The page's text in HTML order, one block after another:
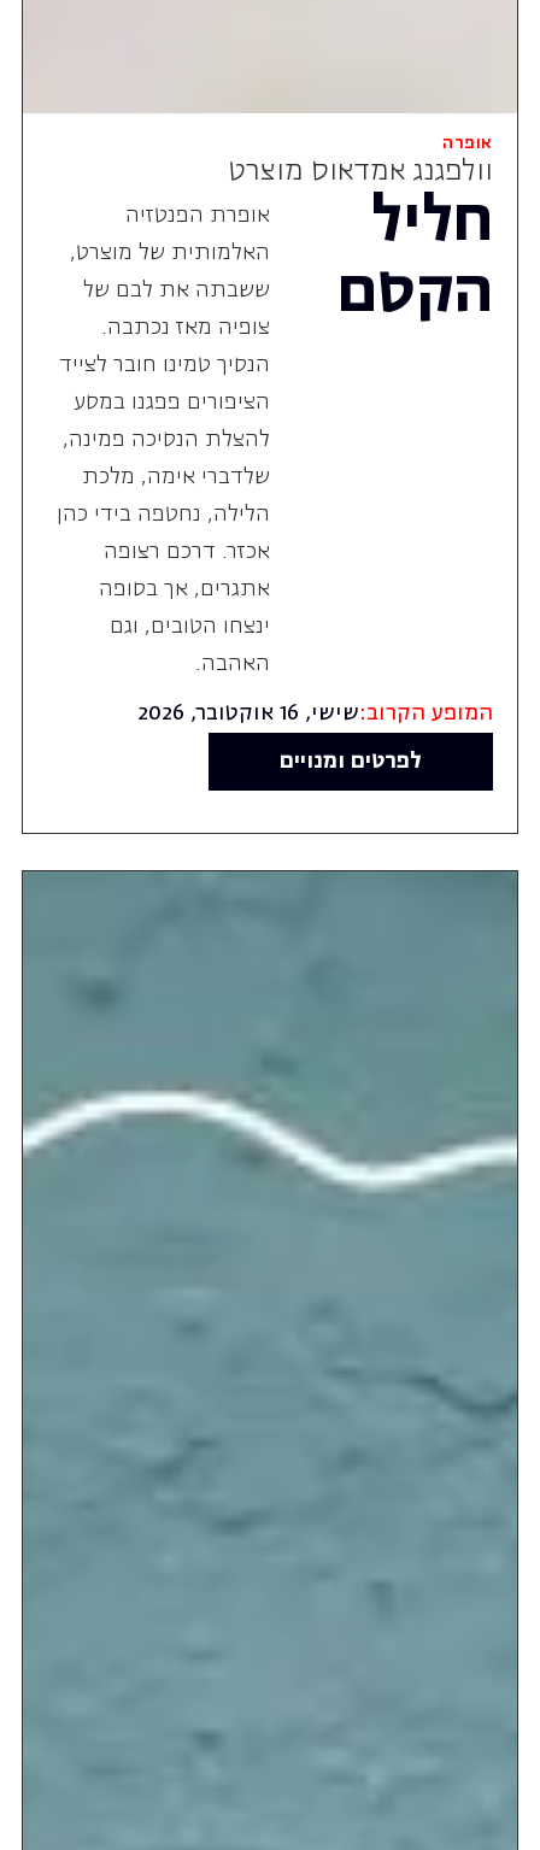
אופרה
וולפגנג אמדאוס מוצרט
חליל
הקסם
אופרת הפנטזיה
האלמותית של מוצרט,
ששבתה את לבם של
צופיה מאז נכתבה.
הנסיך טמינו חובר לצייד
הציפורים פפגנו במסע
להצלת הנסיכה פמינה,
שלדברי אימה, מלכת
הלילה, נחטפה בידי כהן
אכזר. דרכם רצופה
אתגרים, אך בסופה
ינצחו הטובים, וגם
האהבה.
המופע הקרוב:שישי, 16 אוקטובר, 2026
לפרטים ומנויים